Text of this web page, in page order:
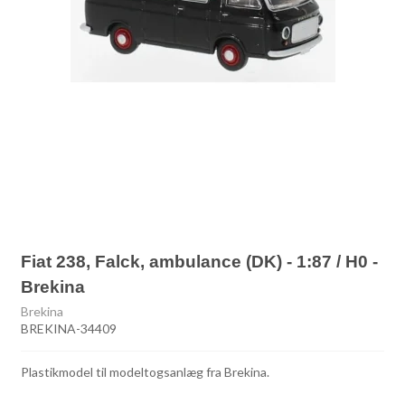
Fiat 238, Falck, ambulance (DK) - 1:87 / H0 -
Brekina
Brekina
BREKINA-34409
Plastikmodel til modeltogsanlæg fra Brekina.